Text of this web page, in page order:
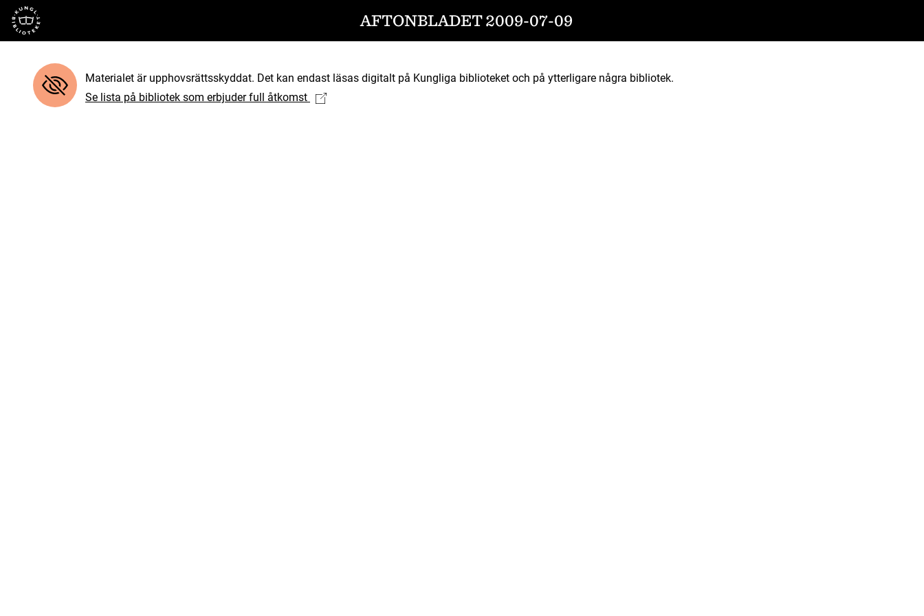
Till startsidan AFTONBLADET 2009-07-09
Materialet är upphovsrättsskyddat. Det kan endast läsas digitalt på Kungliga biblioteket och på ytterligare några bibliotek.
Se lista på bibliotek som erbjuder full åtkomst